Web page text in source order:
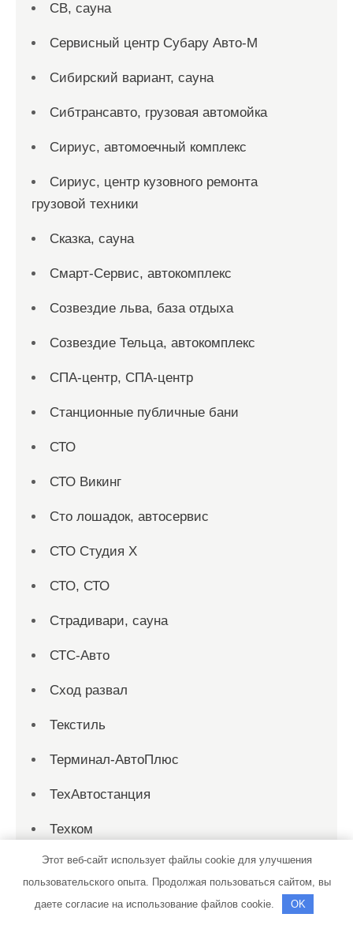
СВ, сауна
Сервисный центр Субару Авто-М
Сибирский вариант, сауна
Сибтрансавто, грузовая автомойка
Сириус, автомоечный комплекс
Сириус, центр кузовного ремонта
грузовой техники
Сказка, сауна
Смарт-Сервис, автокомплекс
Созвездие льва, база отдыха
Созвездие Тельца, автокомплекс
СПА-центр, СПА-центр
Станционные публичные бани
СТО
СТО Викинг
Сто лошадок, автосервис
СТО Студия Х
СТО, СТО
Страдивари, сауна
СТС-Авто
Сход развал
Текстиль
Терминал-АвтоПлюс
ТехАвтостанция
Техком
Техосмотр
Тихая заводь, сауна
Этот веб-сайт использует файлы cookie для улучшения
пользовательского опыта. Продолжая пользоваться сайтом, вы
даете согласие на использование файлов cookie.
OK